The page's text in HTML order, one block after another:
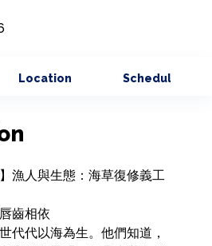
Location Schedule
漁人與生態：海草復修義工
齒相依
代代以海為生。他們知道，